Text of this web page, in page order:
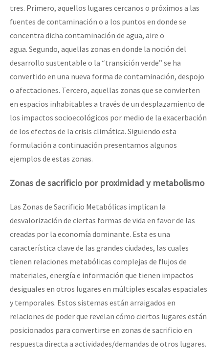
tres. Primero, aquellos lugares cercanos o próximos a las
fuentes de contaminación o a los puntos en donde se
concentra dicha contaminación de agua, aire o
agua. Segundo, aquellas zonas en donde la noción del
desarrollo sustentable o la “transición verde” se ha
convertido en una nueva forma de contaminación, despojo
o afectaciones. Tercero, aquellas zonas que se convierten
en espacios inhabitables a través de un desplazamiento de
los impactos socioecológicos por medio de la exacerbación
de los efectos de la crisis climática. Siguiendo esta
formulación a continuación presentamos algunos
ejemplos de estas zonas.
Zonas de sacrificio por proximidad y metabolismo
Las Zonas de Sacrificio Metabólicas implican la
desvalorización de ciertas formas de vida en favor de las
creadas por la economía dominante. Esta es una
característica clave de las grandes ciudades, las cuales
tienen relaciones metabólicas complejas de flujos de
materiales, energía e información que tienen impactos
desiguales en otros lugares en múltiples escalas espaciales
y temporales. Estos sistemas están arraigados en
relaciones de poder que revelan cómo ciertos lugares están
posicionados para convertirse en zonas de sacrificio en
respuesta directa a actividades/demandas de otros lugares.